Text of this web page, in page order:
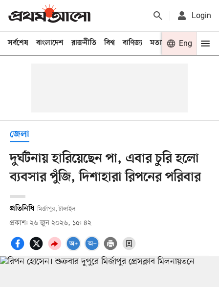
Login
সর্বশেষ বাংলাদেশ রাজনীতি বিশ্ব বাণিজ্য মতামত খেলা
Eng
জেলা
দুর্ঘটনায় হারিয়েছেন পা, এবার চুরি হলো
ব্যবসার পুঁজি, দিশাহারা রিপনের পরিবার
প্রতিনিধি মির্জাপুর, টাঙ্গাইল
প্রকাশ: ২৬ জুন ২০২৬, ১৫: ৪২